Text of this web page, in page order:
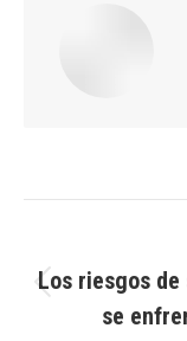
Los riesgos
se